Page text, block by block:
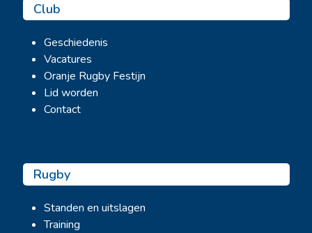
Club
Geschiedenis
Vacatures
Oranje Rugby Festijn
Lid worden
Contact
Rugby
Standen en uitslagen
Training